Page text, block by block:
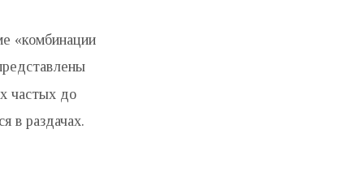
«комбинации
частых до
в раздачах.